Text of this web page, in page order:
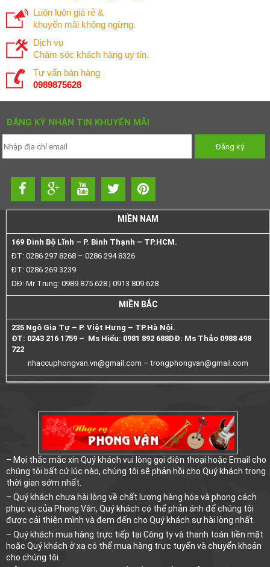
Luôn luôn giá rẻ &
khuyến mãi không ngừng.
Dịch vụ
Chăm sóc khách hàng uy tín.
Tư vấn bán hàng
0989875628
ĐĂNG KÝ NHẬN TIN KHUYẾN MÃI
MIỀN NAM
169 Đinh Bộ Lĩnh – P. Bình Thạnh – TP.HCM.
ĐT: 0286 297 8268 – 0286 294 8326
ĐT: 0286 269 3239
DĐ: Mr Trung: 0989 875 628 | 0913 809 628
MIỀN BẮC
235 Ngô Gia Tự – P. Việt Hưng – TP.Hà Nội.
ĐT: 0243 216 1759 – Ms Hiếu: 0981 892 688DĐ: Ms Thảo 0988 498
722
nhaccuphongvan.vn@gmail.com –trongphongvan@gmail.com
– Mọi thắc mắc xin Quý khách vui lòng gọi điện thoại hoặc Email cho
chúng tôi bất cứ lúc nào, chúng tôi sẽ phản hồi cho Quý khách trong
thời gian sớm nhất.
– Quý khách chưa hài lòng về chất lượng hàng hóa và phong cách
phục vụ của Phong Vân, Quý khách có thể phản ánh để chúng tôi
được cải thiện mình và đem đến cho Quý khách sự hài lòng nhất.
– Quý khách mua hàng trực tiếp tại Công ty và thanh toán tiền mặt
hoặc Quý khách ở xa có thể mua hàng trực tuyến và chuyển khoản
cho chúng tôi.